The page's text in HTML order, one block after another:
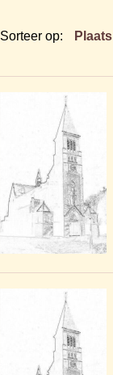
Sorteer op: Plaats